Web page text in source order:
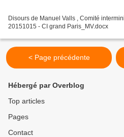
Disours de Manuel Valls , Comité
20151015 - CI grand Paris_MV.docx
< Page précédente
Hébergé par Overblog
Top articles
Pages
Contact